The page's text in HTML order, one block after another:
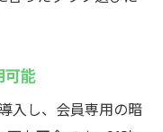
可能
入し、会員専用の暗